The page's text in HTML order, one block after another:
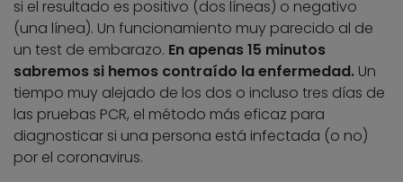
si el resultado es positivo (dos líneas) o negativo
(una línea). Un funcionamiento muy parecido al de
un test de embarazo. En apenas 15 minutos
sabremos si hemos contraído la enfermedad. Un
tiempo muy alejado de los dos o incluso tres días de
las pruebas PCR, el método más eficaz para
diagnosticar si una persona está infectada (o no)
por el coronavirus.